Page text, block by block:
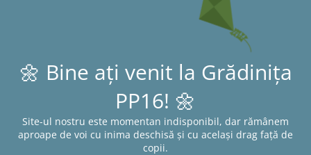
🌼 Bine ați venit la Grădinița
PP16! 🌼
Site-ul nostru este momentan indisponibil, dar rămânem
aproape de voi cu inima deschisă și cu același drag față de
copii.